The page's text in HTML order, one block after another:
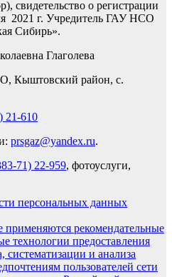
свидетельство о регистрации
2021 г. Учредитель ГАУ НСО
Сибирь».
Глаголева
Кыштовский район, с.
21-610
prsgaz@yandex.ru.
71) 22-959, фотоуслуги,
персональных данных
рекомендательные
технологии предоставления
и анализа
пользователей сети